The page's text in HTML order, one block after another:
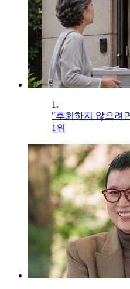
1.
"후회하지 않으려
1위